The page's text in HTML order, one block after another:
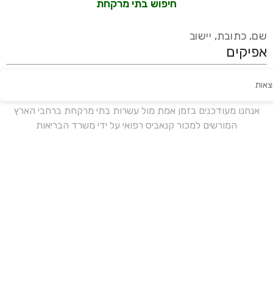
חיפוש בתי מרקחת
שם, כתובת, יישוב
אנחנו מעודכנים בזמן אמת מול עשרות בתי מרקחת ברחבי הארץ
המורשים למכור קנאביס רפואי על ידי משרד הבריאות